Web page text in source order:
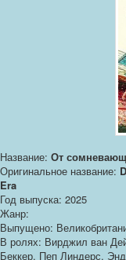
Название: От
Оригинальное название:
Era
Год выпуска: 2025
Жанр:
Выпущено:
В ролях: Вирджил ван
Беккер, Пеп Линдерс,